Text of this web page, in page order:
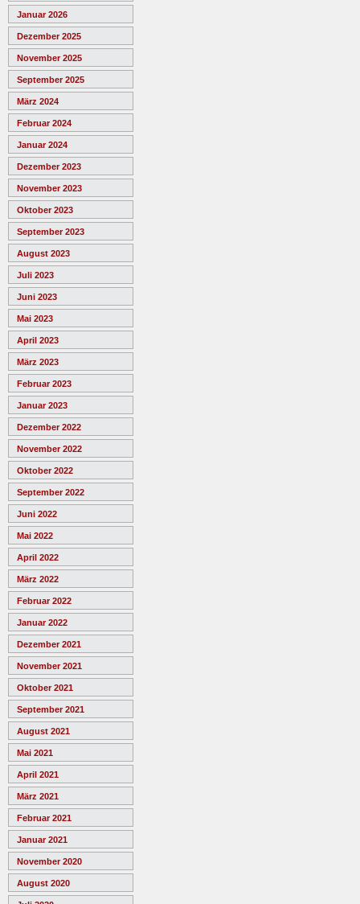
Januar 2026
Dezember 2025
November 2025
September 2025
März 2024
Februar 2024
Januar 2024
Dezember 2023
November 2023
Oktober 2023
September 2023
August 2023
Juli 2023
Juni 2023
Mai 2023
April 2023
März 2023
Februar 2023
Januar 2023
Dezember 2022
November 2022
Oktober 2022
September 2022
Juni 2022
Mai 2022
April 2022
März 2022
Februar 2022
Januar 2022
Dezember 2021
November 2021
Oktober 2021
September 2021
August 2021
Mai 2021
April 2021
März 2021
Februar 2021
Januar 2021
November 2020
August 2020